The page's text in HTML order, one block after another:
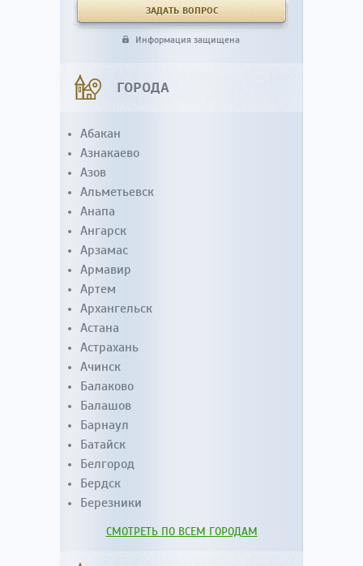
Информация защищена
ГОРОДА
Абакан
Азнакаево
Азов
Альметьевск
Анапа
Ангарск
Арзамас
Армавир
Артем
Архангельск
Астана
Астрахань
Ачинск
Балаково
Балашов
Барнаул
Батайск
Белгород
Бердск
Березники
СМОТРЕТЬ ПО ВСЕМ ГОРОДАМ